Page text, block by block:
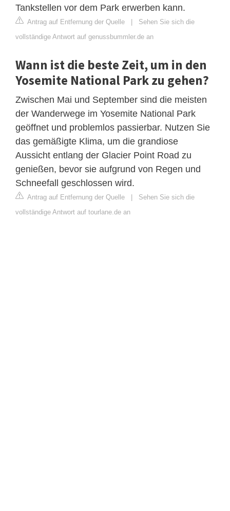
Tankstellen vor dem Park erwerben kann.
Antrag auf Entfernung der Quelle | Sehen Sie sich die
vollständige Antwort auf genussbummler.de an
Wann ist die beste Zeit, um in den
Yosemite National Park zu gehen?
Zwischen Mai und September sind die meisten
der Wanderwege im Yosemite National Park
geöffnet und problemlos passierbar. Nutzen Sie
das gemäßigte Klima, um die grandiose
Aussicht entlang der Glacier Point Road zu
genießen, bevor sie aufgrund von Regen und
Schneefall geschlossen wird.
Antrag auf Entfernung der Quelle | Sehen Sie sich die
vollständige Antwort auf tourlane.de an